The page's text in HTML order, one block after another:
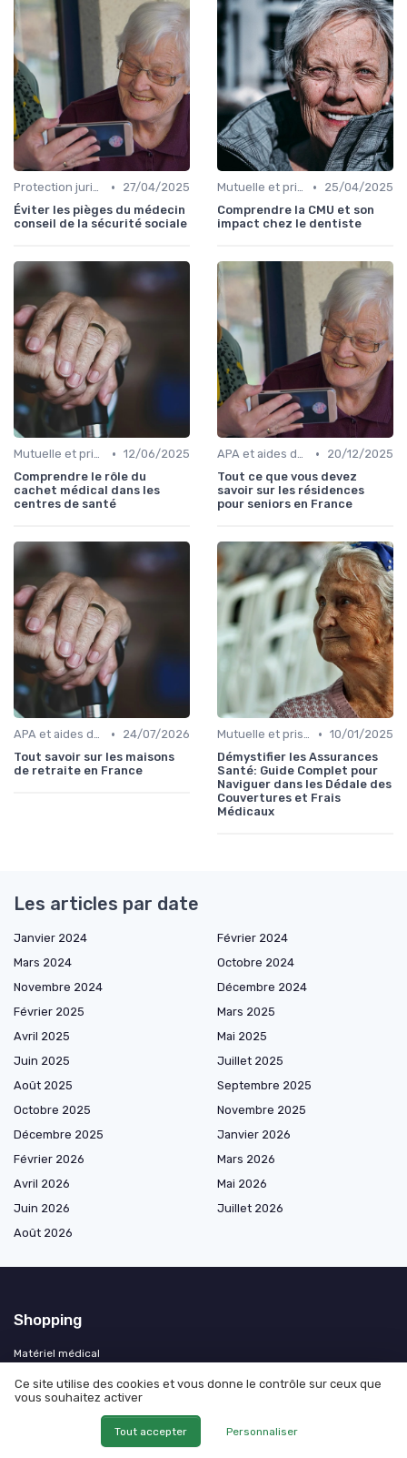
Protection juridique •
27/04/2025
Éviter les pièges du médecin
conseil de la sécurité sociale
Mutuelle et prise en charge •
25/04/2025
Comprendre la CMU et son
impact chez le dentiste
Mutuelle et prise en charge • 12/06/2025
Comprendre le rôle du
cachet médical dans les
centres de santé
APA et aides départementales •
20/12/2025
Tout ce que vous devez
savoir sur les résidences
pour seniors en France
APA et aides départementales •
24/07/2026
Tout savoir sur les maisons
de retraite en France
Mutuelle et prise en charge • 10/01/2025
Démystifier les Assurances
Santé: Guide Complet pour
Naviguer dans les Dédale des
Couvertures et Frais
Médicaux
Les articles par date
Janvier 2024
Février 2024
Mars 2024
Octobre 2024
Novembre 2024
Décembre 2024
Février 2025
Mars 2025
Avril 2025
Mai 2025
Juin 2025
Juillet 2025
Août 2025
Septembre 2025
Octobre 2025
Novembre 2025
Décembre 2025
Janvier 2026
Février 2026
Mars 2026
Avril 2026
Mai 2026
Juin 2026
Juillet 2026
Août 2026
Shopping
Matériel médical
Orthopédie et maintien
Soins respiratoires
Équipement médical du domicile
Ce site utilise des cookies et vous donne le contrôle sur ceux que
vous souhaitez activer
Tout accepter Personnaliser